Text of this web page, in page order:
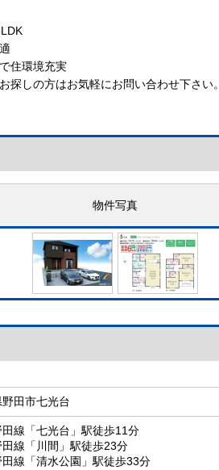
住環境充実
探しの方はお気軽にお問い合わせ下さい。
物件写真
田市七光台
線「七光台」駅徒歩11分
線「川間」駅徒歩23分
線「清水公園」駅徒歩33分